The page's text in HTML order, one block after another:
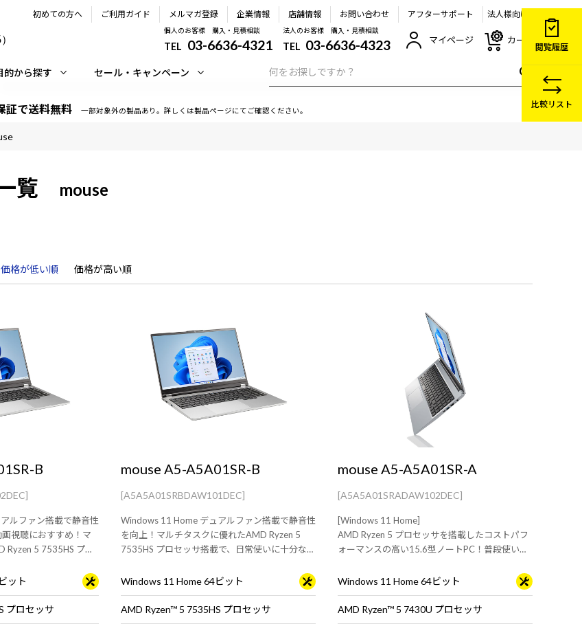
）
初めての方へ ご利用ガイド メルマガ登録 企業情報 店舗情報 お問い合わせ アフターサポート 法人様向け
個人のお客様 購入・見積相談
TEL 03-6636-4321
法人のお客様 購入・見積相談
TEL 03-6636-4323 マイページ カート
的から探す セール・キャンペーン
証で送料無料 一部対象外の製品あり。詳しくは製品ページにてご確認ください。
覧 mouse
価格が低い順 価格が高い順
B
ルファン搭載で静音性
視聴におすすめ！マ
Ryzen 5 7535HS プロ
ット
プロセッサ
mouse A5-A5A01SR-B
[A5A5A01SRBDAW101DEC]
Windows 11 Home デュアルファン搭載で静音性
を向上！マルチタスクに優れたAMD Ryzen 5
7535HS プロセッサ搭載で、日常使いに十分なス
Windows 11 Home 64ビット
AMD Ryzen™ 5 7535HS プロセッサ
mouse A5-A5A01SR-A
[A5A5A01SRADAW102DEC]
[Windows 11 Home]
AMD Ryzen 5 プロセッサを搭載したコストパフ
ォーマンスの高い15.6型ノートPC！普段使いか
ードPC
Windows 11 Home 64ビット
AMD Ryzen™ 5 7430U プロセッサ
閲覧履歴
比較リスト